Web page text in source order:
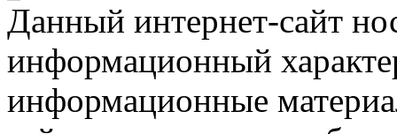
Данный интернет-сайт
информационный
информационные